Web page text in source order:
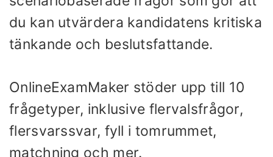
du kan utvärdera kandidatens kritiska
tänkande och beslutsfattande.
OnlineExamMaker stöder upp till 10
frågetyper, inklusive flervalsfrågor,
flersvarssvar, fyll i tomrummet,
matchning och mer.